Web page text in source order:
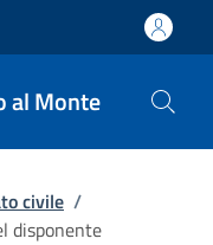
al Monte
civile /
disponente